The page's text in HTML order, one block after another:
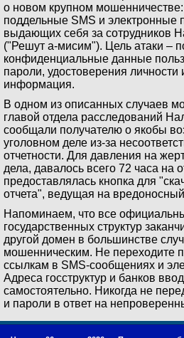
о новом крупном
поддельные SMS и электронные
выдающих себя за сотрудников
("Решут а-мисим"). Цель атаки –
конфиденциальные данные
пароли, удостоверения личности
информация.
В одном из описанных случаев
главой отдела расследований
сообщали получателю о якобы
уголовном деле из-за
отчетности. Для давления на
дела, давалось всего 72 часа на
предоставлялась кнопка для
отчета", ведущая на вредоносный
Напоминаем, что все
государственных структур
другой домен в большинстве
мошенническим. Не переходите
ссылкам в SMS-сообщениях и
Адреса госструктур и банков
самостоятельно. Никогда не
и пароли в ответ на